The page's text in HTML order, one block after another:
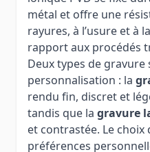
métal et offre une
rayures, à l’usure et à
rapport aux procédés
Deux types de
personnalisation : la
rendu fin, discret et
tandis que la gravure
et contrastée. Le choix
préférences